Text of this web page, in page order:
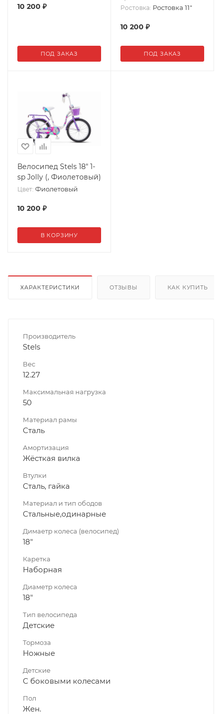
10 200 ₽
ПОД ЗАКАЗ
Ростовка: Ростовка 11"
10 200 ₽
ПОД ЗАКАЗ
Велосипед Stels 18" 1-
sp Jolly (, Фиолетовый)
Цвет: Фиолетовый
10 200 ₽
В КОРЗИНУ
ХАРАКТЕРИСТИКИ ОТЗЫВЫ КАК КУПИТЬ
Производитель
Stels
Вес
12.27
Максимальная нагрузка
50
Материал рамы
Сталь
Амортизация
Жёсткая вилка
Втулки
Сталь, гайка
Материал и тип ободов
Стальные,одинарные
Димаетр колеса (велосипед)
18"
Каретка
Наборная
Диаметр колеса
18"
Тип велосипеда
Детские
Тормоза
Ножные
Детские
С боковыми колесами
Пол
Жен.